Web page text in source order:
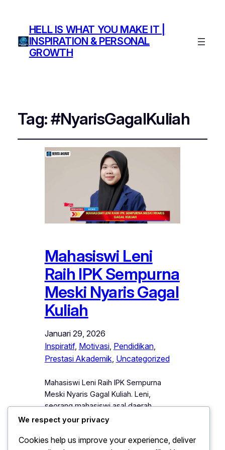
HELL IS WHAT YOU MAKE IT |
INSPIRATION & PERSONAL
GROWTH
Tag:#NyarisGagalKuliah
Mahasiswi Leni
Raih IPK Sempurna
Meski Nyaris Gagal
Kuliah
Januari 29, 2026
Inspiratif, Motivasi, Pendidikan
Prestasi Akademik, Uncategorized
Mahasiswi Leni Raih IPK Sempurna
Meski Nyaris Gagal Kuliah. Leni,
seorang mahasiswi asal daerah
terpencil, berhasil mencuri perhatian
IPK. Namun, di balik prestasi tersebut, ia
We respect your privacy
Cookies help us improve your experience, deliver